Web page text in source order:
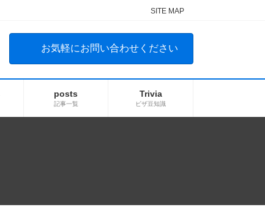
SITE MAP
お気軽にお問い合わせください
posts
記事一覧
Trivia
ビザ豆知識